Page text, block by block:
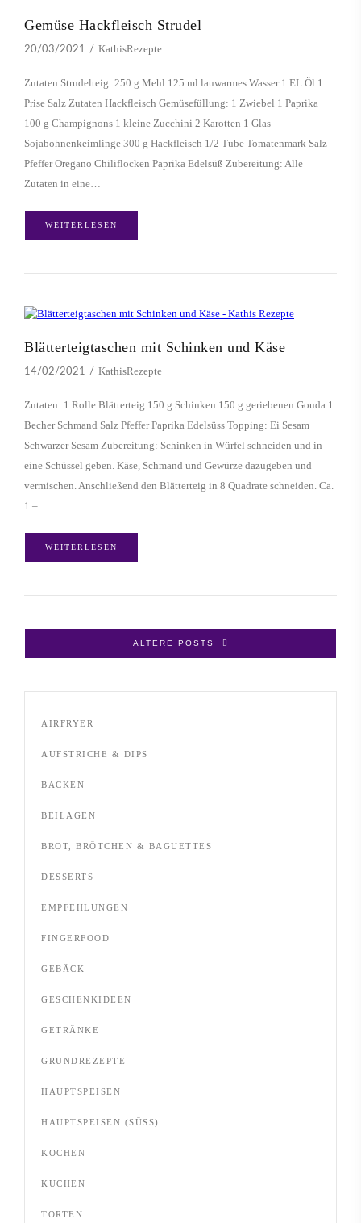
Gemüse Hackfleisch Strudel
20/03/2021 KathisRezepte
Zutaten Strudelteig: 250 g Mehl 125 ml lauwarmes Wasser 1 EL Öl 1
Prise Salz Zutaten Hackfleisch Gemüsefüllung: 1 Zwiebel 1 Paprika
100 g Champignons 1 kleine Zucchini 2 Karotten 1 Glas
Sojabohnenkeimlinge 300 g Hackfleisch 1/2 Tube Tomatenmark Salz
Pfeffer Oregano Chiliflocken Paprika Edelsüß Zubereitung: Alle
Zutaten in eine…
WEITERLESEN
Blätterteigtaschen mit Schinken und Käse
14/02/2021 KathisRezepte
Zutaten: 1 Rolle Blätterteig 150 g Schinken 150 g geriebenen Gouda 1
Becher Schmand Salz Pfeffer Paprika Edelsüss Topping: Ei Sesam
Schwarzer Sesam Zubereitung: Schinken in Würfel schneiden und in
eine Schüssel geben. Käse, Schmand und Gewürze dazugeben und
vermischen. Anschließend den Blätterteig in 8 Quadrate schneiden. Ca.
1 –…
WEITERLESEN
ÄLTERE POSTS
AIRFRYER
AUFSTRICHE & DIPS
BACKEN
BEILAGEN
BROT, BRÖTCHEN & BAGUETTES
DESSERTS
EMPFEHLUNGEN
FINGERFOOD
GEBÄCK
GESCHENKIDEEN
GETRÄNKE
GRUNDREZEPTE
HAUPTSPEISEN
HAUPTSPEISEN (SÜSS)
KOCHEN
KUCHEN
TORTEN